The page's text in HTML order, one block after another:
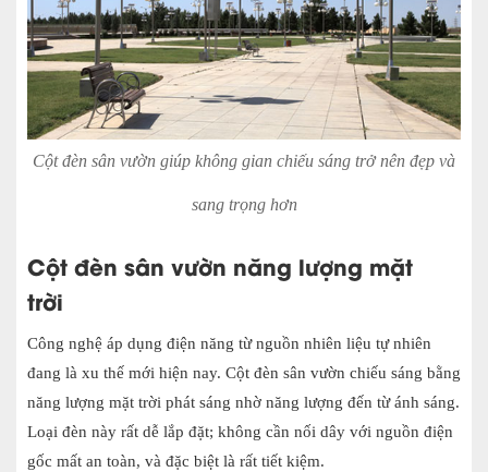
Cột đèn sân vườn giúp không gian chiếu sáng trở nên đẹp và
sang trọng hơn
Cột đèn sân vườn năng lượng mặt
trời
Công nghệ áp dụng điện năng từ nguồn nhiên liệu tự nhiên
đang là xu thế mới hiện nay. Cột đèn sân vườn chiếu sáng bằng
năng lượng mặt trời phát sáng nhờ năng lượng đến từ ánh sáng.
Loại đèn này rất dễ lắp đặt; không cần nối dây với nguồn điện
gốc mất an toàn, và đặc biệt là rất tiết kiệm.